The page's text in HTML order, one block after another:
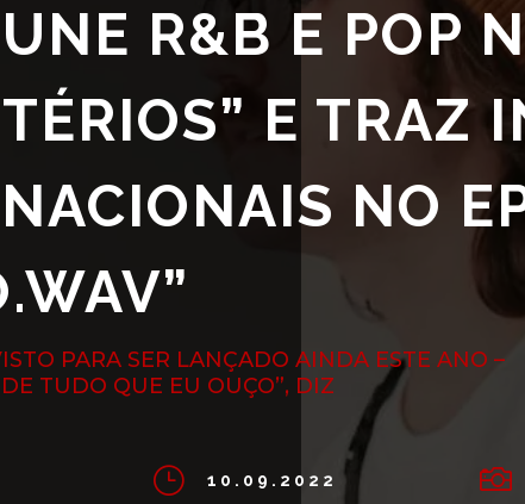
R&B E POP
E TRAZ
NO
PARA SER LANÇADO AINDA ESTE ANO –
TUDO QUE EU OUÇO”, DIZ
} 10.09.2022 